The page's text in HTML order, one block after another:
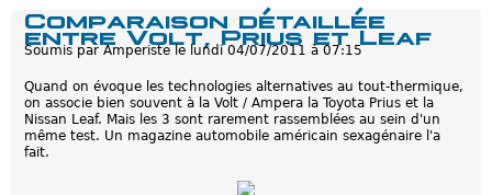
x
c
s
i
f
Comparaison détaillée
entre Volt, Prius et Leaf
Soumis par Amperiste le lundi 04/07/2011 à 07:15
Quand on évoque les technologies alternatives au tout-thermique,
on associe bien souvent à la Volt / Ampera la Toyota Prius et la
Nissan Leaf. Mais les 3 sont rarement rassemblées au sein d'un
même test. Un magazine automobile américain sexagénaire l'a
fait.